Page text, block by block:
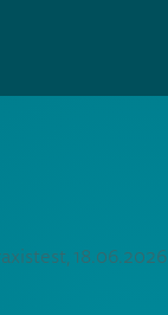
18.06.2026